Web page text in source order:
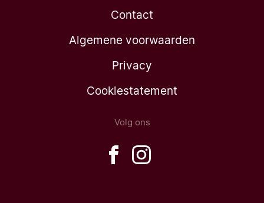
Contact
Algemene voorwaarden
Privacy
Cookiestatement
Volg ons